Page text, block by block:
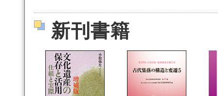
新刊書籍